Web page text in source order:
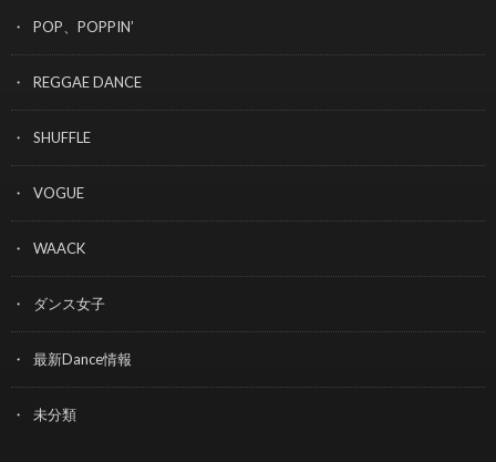
POP、POPPIN’
REGGAE DANCE
SHUFFLE
VOGUE
WAACK
ダンス女子
最新Dance情報
未分類